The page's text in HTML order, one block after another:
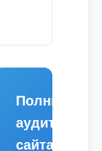
Полный
аудит
сайта